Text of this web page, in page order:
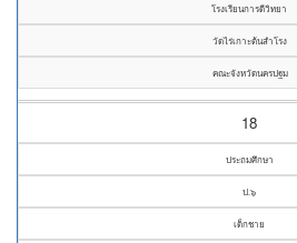
โรงเรียนการดีวิทยา
วัดไร่เกาะต้นสำโรง
คณะจังหวัดนครปฐม
18
ประถมศึกษา
ป.๖
เด็กชาย